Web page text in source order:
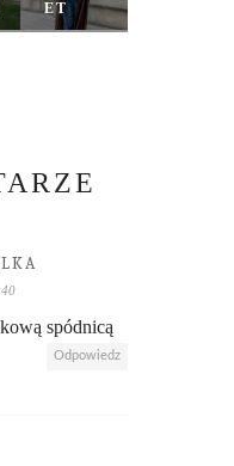
ET
spódnicą
Odpowiedz